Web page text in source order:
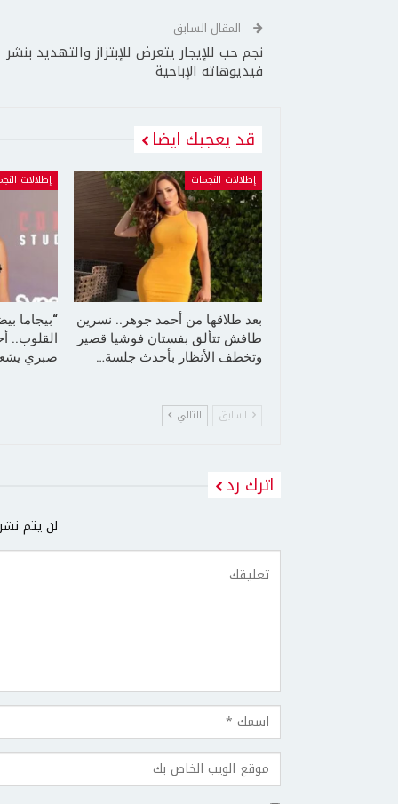
المقال السابق
نجم حب للإيجار يتعرض للإبتزاز والتهديد بنشر
فيديوهاته الإباحية
قد يعجبك ايضا
إطلالات النجمات
بعد طلاقها من أحمد جوهر.. نسرين
طافش تتألق بفستان فوشيا قصير
وتخطف الأنظار بأحدث جلسة…
إطلالات
“بيجاما
القلوب..
صبري
السابق التالي
اترك رد
لن يتم